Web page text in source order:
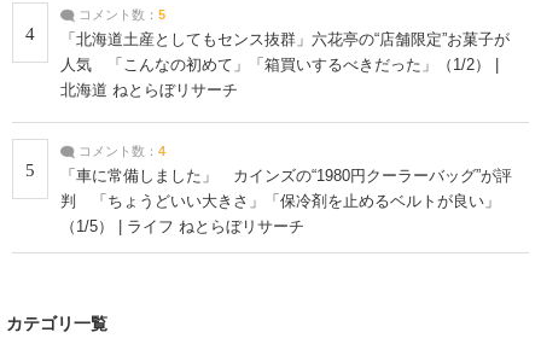
4
コメント数： 5
「北海道土産としてもセンス抜群」六花亭の“店舗限定”お菓子が
人気 「こんなの初めて」「箱買いするべきだった」（1/2） |
北海道 ねとらぼリサーチ
5
コメント数： 4
「車に常備しました」 カインズの“1980円クーラーバッグ”が評
判 「ちょうどいい大きさ」「保冷剤を止めるベルトが良い」
（1/5） | ライフ ねとらぼリサーチ
カテゴリ一覧